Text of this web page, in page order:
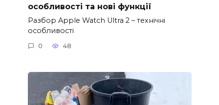
особливості та нові функції
Разбор Apple Watch Ultra 2 – технічні
особливості
0 48